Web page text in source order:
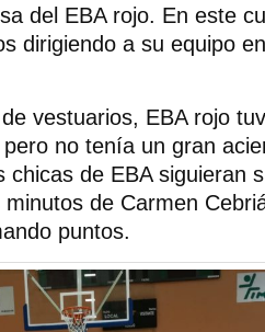
del EBA rojo. En este
dirigiendo a su equipo
vestuarios, EBA rojo
no tenía un gran
chicas de EBA siguieran
de Carmen
puntos.